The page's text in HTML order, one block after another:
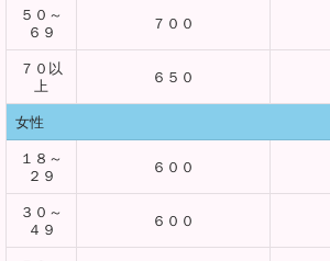
５０～
６９
７００
７０以
上
６５０
女性
１８～
２９
６００
３０～
４９
６００